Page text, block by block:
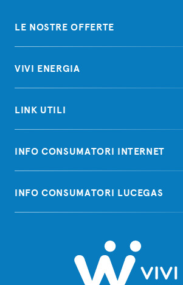
LE NOSTRE OFFERTE
VIVI ENERGIA
LINK UTILI
INFO CONSUMATORI INTERNET
INFO CONSUMATORI LUCEGAS